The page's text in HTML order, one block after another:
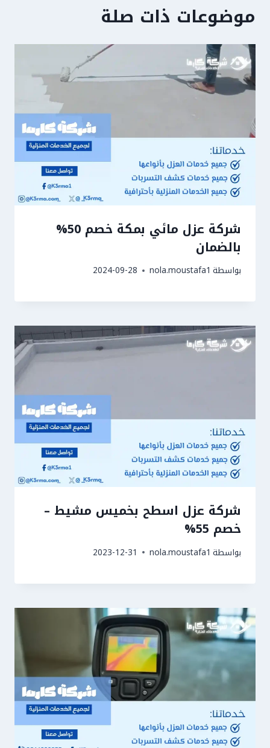
موضوعات ذات صلة
شركة عزل مائي بمكة خصم 50%
بالضمان
بواسطة nola.moustafa1
2024-09-28
شركة عزل اسطح بخميس مشيط –
خصم 55%
بواسطة nola.moustafa1
2023-12-31